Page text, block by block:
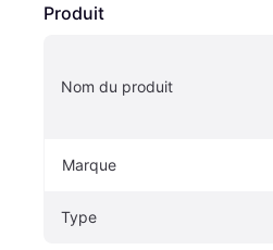
Produit
Nom du produit
Marque
Type